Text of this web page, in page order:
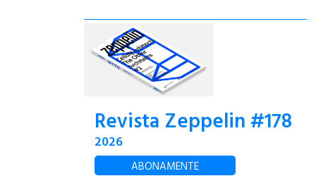
Revista Zeppelin #178
2026
ABONAMENTE